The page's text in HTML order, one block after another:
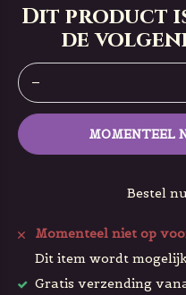
Dit product
de
MOMENTEEL
Bestel
Momenteel niet op
Dit item wordt
Gratis verzending